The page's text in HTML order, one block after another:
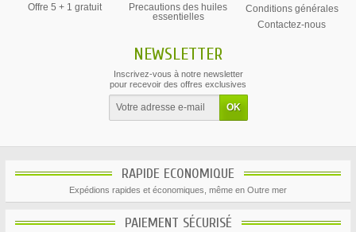
Offre 5 + 1 gratuit
Precautions des huiles
essentielles
Conditions générales
Contactez-nous
NEWSLETTER
Inscrivez-vous à notre newsletter
pour recevoir des offres exclusives
RAPIDE ECONOMIQUE
Expédions rapides et économiques, même en Outre mer
PAIEMENT SÉCURISÉ